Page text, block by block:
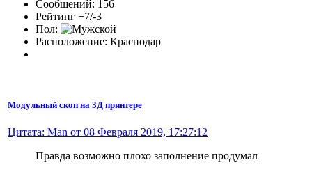
Сообщений: 156
Рейтинг +7/-3
Пол:
Расположение: Краснодар
Модульный скоп на 3Д принтере
Цитата: Man от 08 Февраля 2019, 17:27:12
Правда возможно плохо заполнение продумал